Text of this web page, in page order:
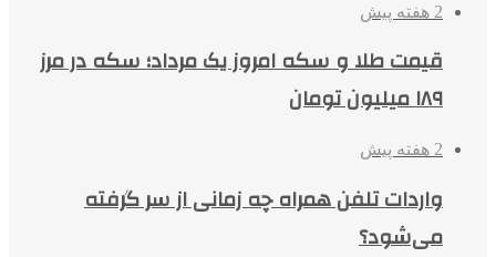
2 هفته پیش
قیمت طلا و سکه امروز یک مرداد؛ سکه در مرز
۱۸۹ میلیون تومان
2 هفته پیش
واردات تلفن همراه چه زمانی از سر گرفته
می‌شود؟